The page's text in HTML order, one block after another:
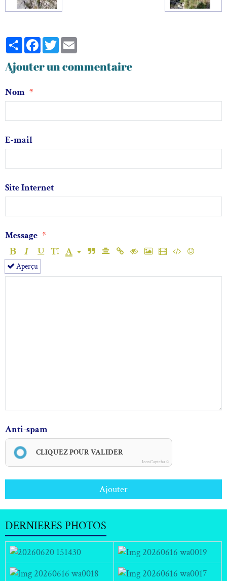
PartagerFacebook
Twitter
Ajouter un commentaire
Nom
E-mail
Site Internet
Message
Aperçu
Anti-spam
CLIQUEZ POUR VALIDER
IconCaptcha ©
Ajouter
DERNIERES PHOTOS